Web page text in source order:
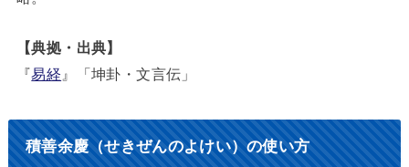
【典拠・出典】
『易経 』「坤卦・文言伝」
積善余慶（せきぜんのよけい）の使い方